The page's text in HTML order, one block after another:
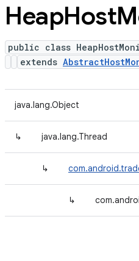
HeapHost
public class
extends
java.lang.Object
↳ java.lang.Thread
↳
↳